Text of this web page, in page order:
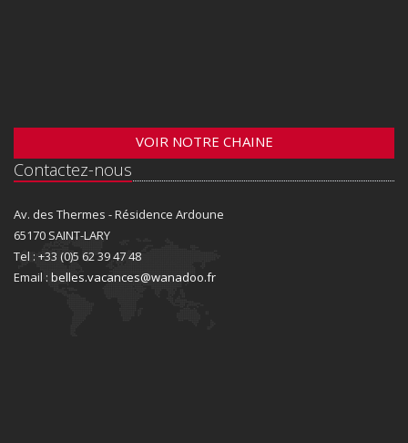
VOIR NOTRE CHAINE
Contactez-nous
Av. des Thermes - Résidence Ardoune
65170 SAINT-LARY
Tel : +33 (0)5 62 39 47 48
Email : belles.vacances@wanadoo.fr